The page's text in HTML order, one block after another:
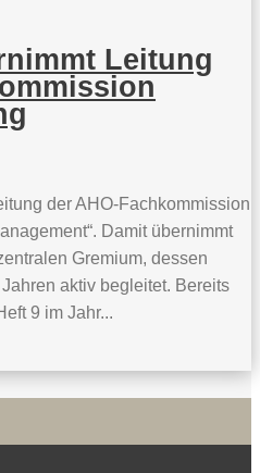
Leitung
der AHO-Fachkommission
Damit übernimmt
Gremium, dessen
aktiv begleitet. Bereits
9 im Jahr...